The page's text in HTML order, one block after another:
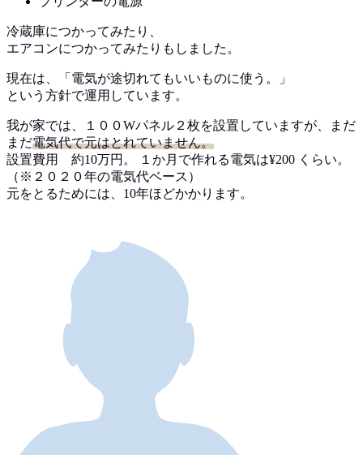
冷蔵庫につかってみたり、
エアコンにつかってみたりもしました。
現在は、「電気が途切れてもいいものに使う。」
という方針で運用しています。
我が家では、１００Wパネル２枚を設置していますが、まだ
まだ電気代で元はとれていません。
設置費用 約10万円。 １か月で作れる電気は¥200 くらい。
（※２０２０年の電気代ベース）
元をとるためには、10年ほどかかります。